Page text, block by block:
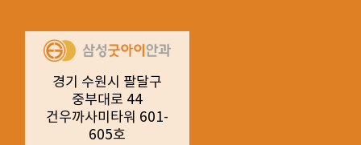
경기 수원시 팔달구
중부대로 44
건우까사미타워 601-
605호